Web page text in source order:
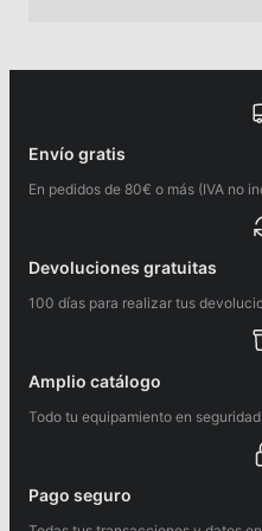
Envío gratis
En pedidos de 80€ o más (IVA no
Devoluciones gratuitas
100 días para realizar tus
Amplio catálogo
Todo tu equipamiento en
Pago seguro